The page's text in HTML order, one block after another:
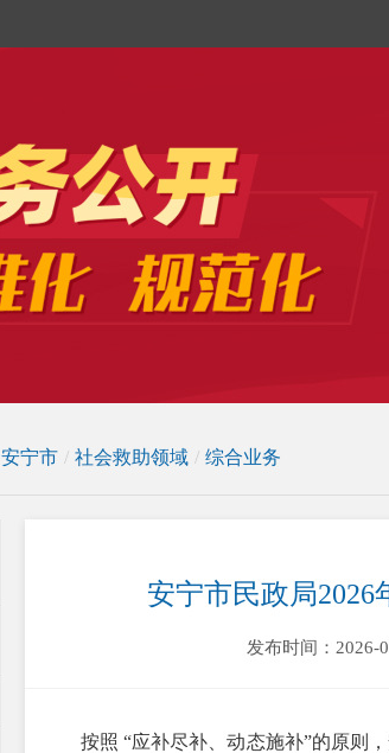
安宁市 / 社会救助领域 / 综合业务
安宁市民政局
发布时间：2026-
按照 “应补尽补、动态施补”的原则，